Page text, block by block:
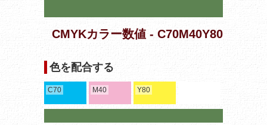
CMYKカラー数値 - C70M40Y80
色を配合する
C70 M40 Y80